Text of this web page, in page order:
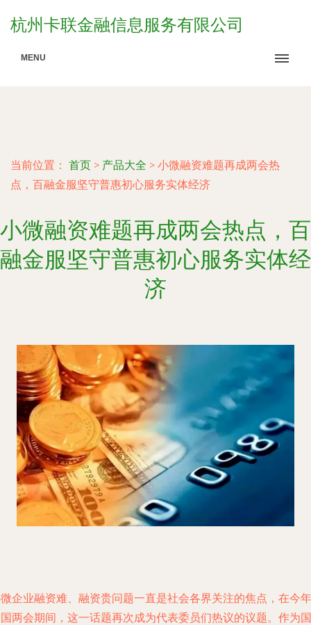
杭州卡联金融信息服务有限公司
MENU
当前位置： 首页 > 产品大全 > 小微融资难题再成两会热
点，百融金服坚守普惠初心服务实体经济
小微融资难题再成两会热点，百
融金服坚守普惠初心服务实体经
济
企业融资难、融资贵问题一直是社会各界关注的焦点，在今年
两会期间，这一话题再次成为代表委员们热议的议题。作为国